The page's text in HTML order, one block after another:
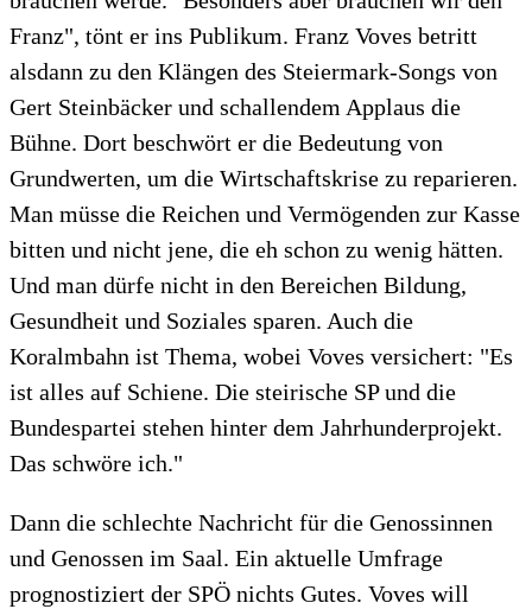
Franz", tönt er ins Publikum. Franz Voves betritt
alsdann zu den Klängen des Steiermark-Songs von
Gert Steinbäcker und schallendem Applaus die
Bühne. Dort beschwört er die Bedeutung von
Grundwerten, um die Wirtschaftskrise zu reparieren.
Man müsse die Reichen und Vermögenden zur Kasse
bitten und nicht jene, die eh schon zu wenig hätten.
Und man dürfe nicht in den Bereichen Bildung,
Gesundheit und Soziales sparen. Auch die
Koralmbahn ist Thema, wobei Voves versichert: "Es
ist alles auf Schiene. Die steirische SP und die
Bundespartei stehen hinter dem Jahrhunderprojekt.
Das schwöre ich."
Dann die schlechte Nachricht für die Genossinnen
und Genossen im Saal. Ein aktuelle Umfrage
prognostiziert der SPÖ nichts Gutes. Voves will